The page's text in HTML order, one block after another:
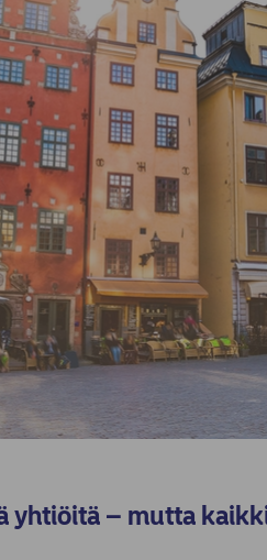
yhtiöitä – mutta